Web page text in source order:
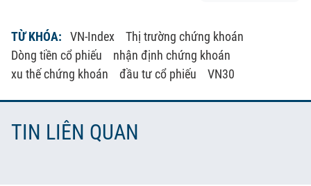
TỪ KHÓA: VN-Index
Thị trường chứng khoán
Dòng tiền cổ phiếu
nhận định chứng khoán
xu thế chứng khoán
đầu tư cổ phiếu VN30
TIN LIÊN QUAN